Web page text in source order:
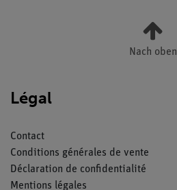
Nach oben
Légal
Contact
Conditions générales de vente
Déclaration de confidentialité
Mentions légales